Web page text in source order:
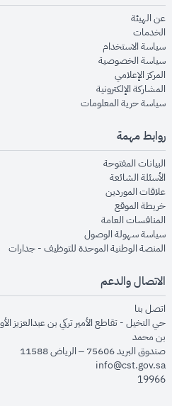
عن الهيئةopens in new window
الخدماتopens in new window
سياسة الاستخدام
سياسة الخصوصيةopens in new window
المركز الإعلاميopens in new window
المشاركة الإلكترونيةopens in new window
سياسة حرية المعلوماتin new window
روابط مهمة
البيانات المفتوحةopens in new window
الأسئلة الشائعةopens in new window
علاقات الموردينopens in new window
خريطة الموقعopens in new window
المنافسات العامةopens in new window
سياسة سهولة الوصولin new window
المنصة الوطنية الموحدة للتوظيف - جدارات
الاتصال والدعم
اتصل بنا
حي النخيل - تقاطع الأمير تركي بن عبدالعزيز
بن محمد
صندوق البريد 75606 – الرياض 11588
info@cst.gov.sa
19966